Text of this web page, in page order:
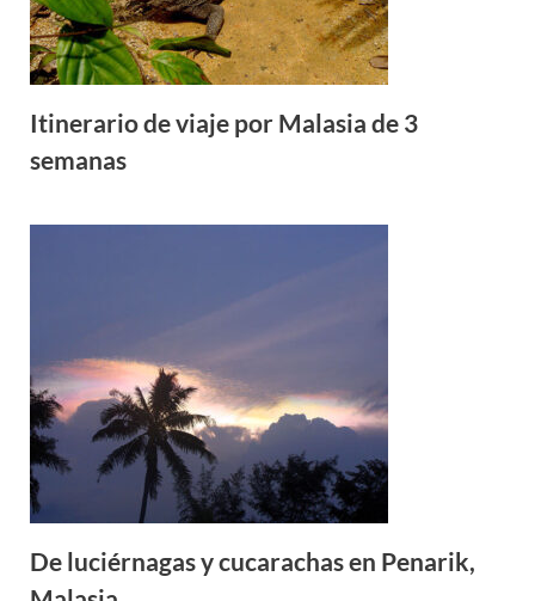
Itinerario de viaje por Malasia de 3
semanas
De luciérnagas y cucarachas en Penarik,